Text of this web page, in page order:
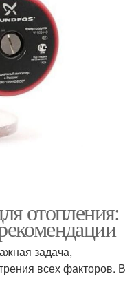
отопления:
задача,
всех факторов. В